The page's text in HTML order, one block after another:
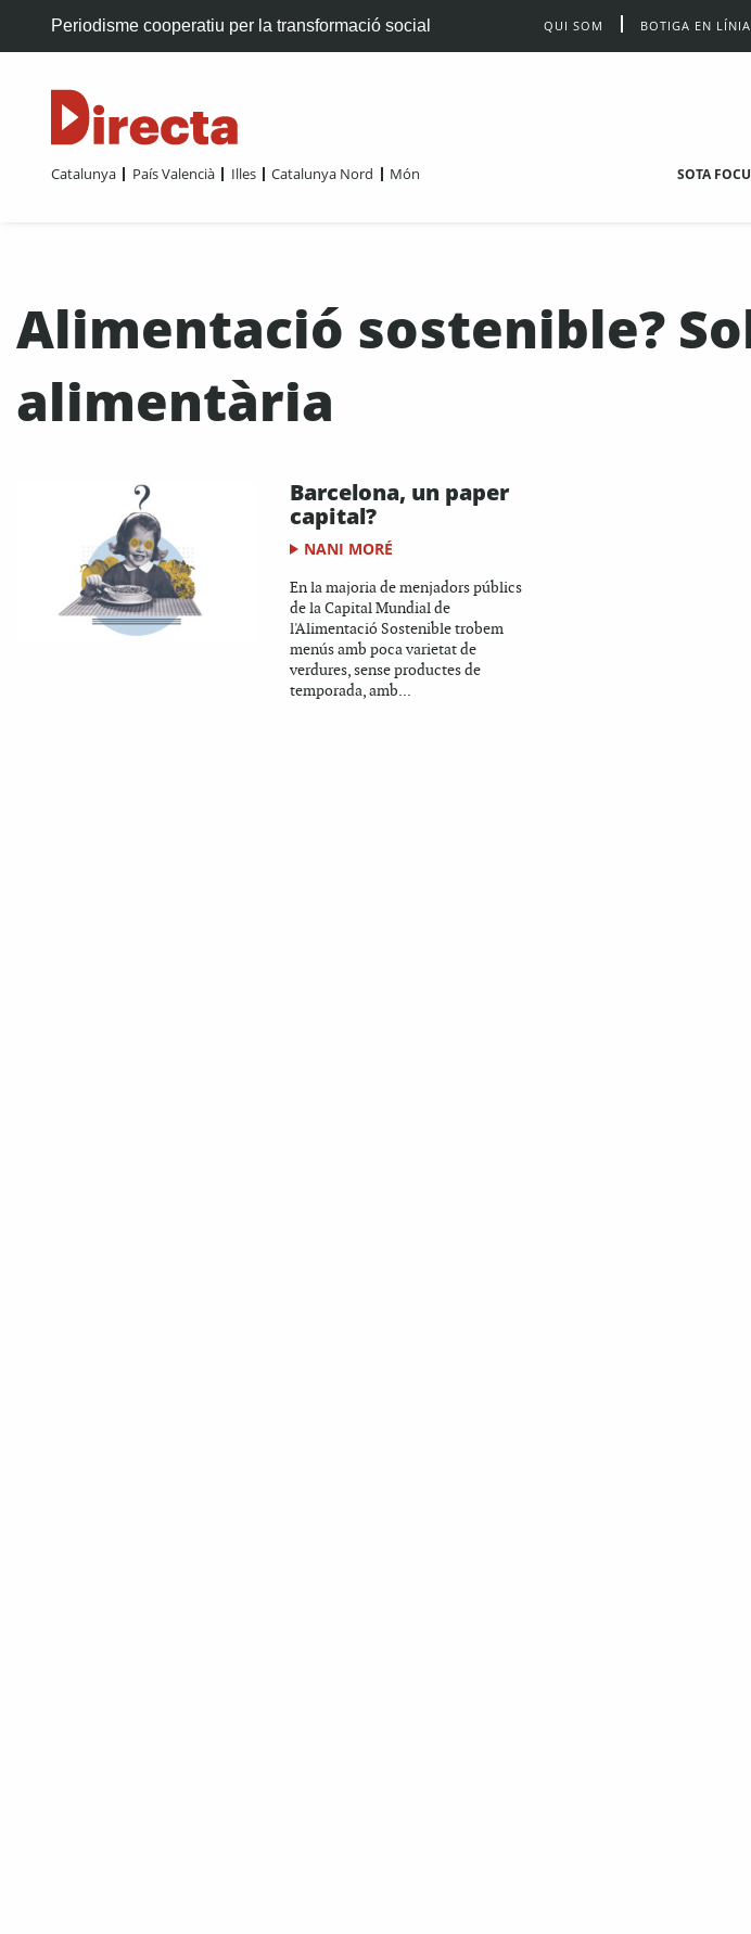
Periodisme cooperatiu per la transformació social QUI SOM BOTIGA EN LÍNIA
Catalunya País Valencià Illes Catalunya Nord Món SOTA
Alimentació sostenible?
alimentària
Barcelona, un paper
capital?
NANI MORÉ
En la majoria de menjadors públics
de la Capital Mundial de
l'Alimentació Sostenible trobem
menús amb poca varietat de
verdures, sense productes de
temporada, amb...